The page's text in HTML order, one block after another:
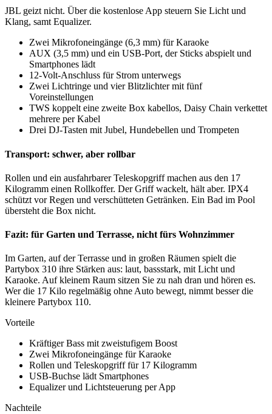
JBL geizt nicht. Über die kostenlose App steuern Sie Licht und
Klang, samt Equalizer.
Zwei Mikrofoneingänge (6,3 mm) für Karaoke
AUX (3,5 mm) und ein USB-Port, der Sticks abspielt und
Smartphones lädt
12-Volt-Anschluss für Strom unterwegs
Zwei Lichtringe und vier Blitzlichter mit fünf
Voreinstellungen
TWS koppelt eine zweite Box kabellos, Daisy Chain verkettet
mehrere per Kabel
Drei DJ-Tasten mit Jubel, Hundebellen und Trompeten
Transport: schwer, aber rollbar
Rollen und ein ausfahrbarer Teleskopgriff machen aus den 17
Kilogramm einen Rollkoffer. Der Griff wackelt, hält aber. IPX4
schützt vor Regen und verschütteten Getränken. Ein Bad im Pool
übersteht die Box nicht.
Fazit: für Garten und Terrasse, nicht fürs Wohnzimmer
Im Garten, auf der Terrasse und in großen Räumen spielt die
Partybox 310 ihre Stärken aus: laut, bassstark, mit Licht und
Karaoke. Auf kleinem Raum sitzen Sie zu nah dran und hören es.
Wer die 17 Kilo regelmäßig ohne Auto bewegt, nimmt besser die
kleinere Partybox 110.
Vorteile
Kräftiger Bass mit zweistufigem Boost
Zwei Mikrofoneingänge für Karaoke
Rollen und Teleskopgriff für 17 Kilogramm
USB-Buchse lädt Smartphones
Equalizer und Lichtsteuerung per App
Nachteile